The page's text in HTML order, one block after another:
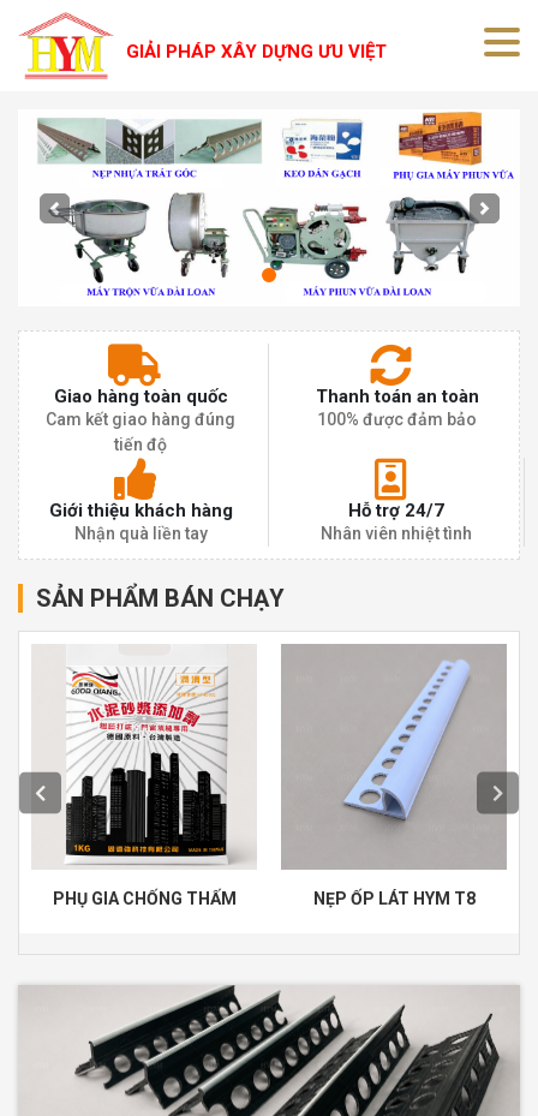
GIẢI PHÁP XÂY DỰNG ƯU VIỆT
Previous Next
Giao hàng toàn quốc
Cam kết giao hàng đúng
tiến độ
Thanh toán an toàn
100% được đảm bảo
Giới thiệu khách hàng
Nhận quà liền tay
Hỗ trợ 24/7
Nhân viên nhiệt tình
SẢN PHẨM BÁN CHẠY
PHỤ GIA CHỐNG THẤM NẸP ỐP LÁT HYM T8